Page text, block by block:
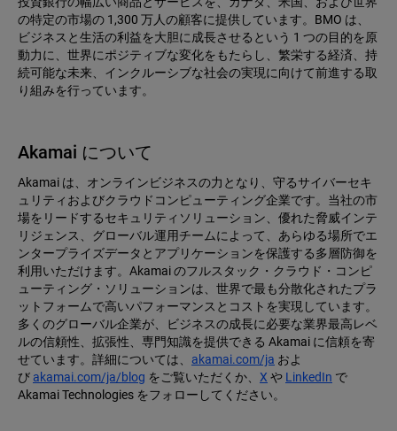
の特定の市場の 1,300 万人の顧客に提供しています。BMO は、
ビジネスと生活の利益を大胆に成長させるという 1 つの目的を原
動力に、世界にポジティブな変化をもたらし、繁栄する経済、持
続可能な未来、インクルーシブな社会の実現に向けて前進する取
り組みを行っています。
Akamai について
Akamai は、オンラインビジネスの力となり、守るサイバーセキ
ュリティおよびクラウドコンピューティング企業です。当社の市
場をリードするセキュリティソリューション、優れた脅威インテ
リジェンス、グローバル運用チームによって、あらゆる場所でエ
ンタープライズデータとアプリケーションを保護する多層防御を
利用いただけます。Akamai のフルスタック・クラウド・コンピ
ューティング・ソリューションは、世界で最も分散化されたプラ
ットフォームで高いパフォーマンスとコストを実現しています。
多くのグローバル企業が、ビジネスの成長に必要な業界最高レベ
ルの信頼性、拡張性、専門知識を提供できる Akamai に信頼を寄
せています。詳細については、 akamai.com/ja およ
びakamai.com/ja/blog をご覧いただくか、 X や LinkedIn で
Akamai Technologies をフォローしてください。